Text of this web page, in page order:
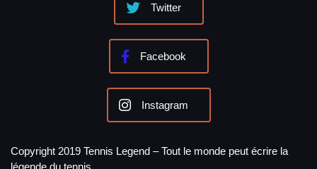
Twitter
Facebook
Instagram
Copyright 2019 Tennis Legend – Tout le monde peut écrire la
légende du tennis